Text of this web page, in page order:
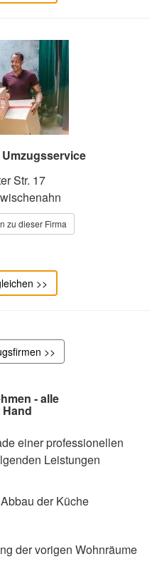
Str. 17
zu dieser Firma
>>
>>
- alle
einer professionellen
Leistungen
der Küche
der vorigen Wohnräume